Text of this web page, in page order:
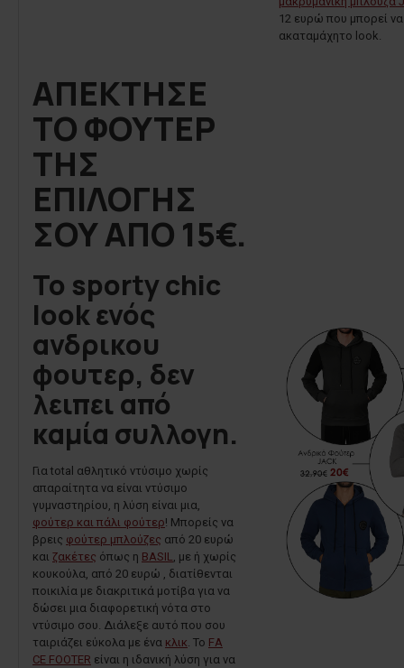
12 ευρώ που μπορεί
ακαταμάχητο look.
ΑΠΕΚΤΗΣΕ
ΤΟ ΦΟΥΤΕΡ
ΤΗΣ
ΕΠΙΛΟΓΗΣ
ΣΟΥ ΑΠΟ 15€.
Το sporty chic
look ενός
ανδρικου
φουτερ, δεν
λειπει από
καμία συλλογη.
Για total αθλητικό ντύσιμο χωρίς
απαραίτητα να είναι ντύσιμο
γυμναστηρίου, η λύση είναι μια,
φούτερ και πάλι φούτερ! Μπορείς να
βρεις φούτερ μπλούζες από 20 ευρώ
και ζακέτες όπως η BASIL
, με ή χωρίς
κουκούλα, από 20 ευρώ , διατίθενται
ποικιλία με διακριτικά μοτίβα για να
δώσει μια διαφορετική νότα στο
ντύσιμο σου. Διάλεξε αυτό που σου
ταιριάζει εύκολα με ένα κλικ . Το FA
CE FOOTER είναι η ιδανική λύση για να